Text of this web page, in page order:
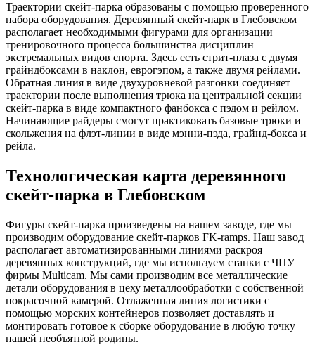
Траектории скейт-парка образованы с помощью проверенного
набора оборудования. Деревянный скейт-парк в Глебовском
располагает необходимыми фигурами для организации
тренировочного процесса большинства дисциплин
экстремальных видов спорта. Здесь есть стрит-плаза с двумя
грайндбоксами в наклон, еврогэпом, а также двумя рейлами.
Обратная линия в виде двухуровневой разгонки соединяет
траектории после выполнения трюка на центральной секции
скейт-парка в виде компактного фанбокса с пэдом и рейлом.
Начинающие райдеры смогут практиковать базовые трюки и
скольжения на флэт-линии в виде мэнни-пэда, грайнд-бокса и
рейла.
Технологическая карта деревянного
скейт-парка в Глебовском
Фигуры скейт-парка произведены на нашем заводе, где мы
производим оборудование скейт-парков FK-ramps. Наш завод
располагает автоматизированными линиями раскроя
деревянных конструкций, где мы используем станки с ЧПУ
фирмы Multicam. Мы сами производим все металлические
детали оборудования в цеху металлообработки с собственной
покрасочной камерой. Отлаженная линия логистики с
помощью морских контейнеров позволяет доставлять и
монтировать готовое к сборке оборудование в любую точку
нашей необъятной родины.